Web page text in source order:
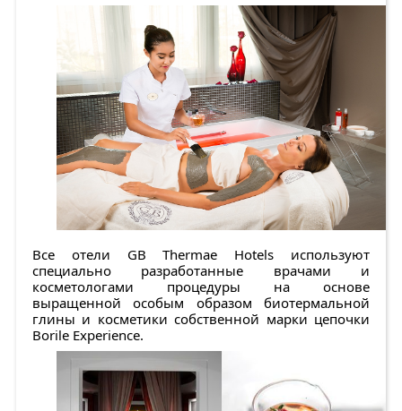
Все отели GB Thermae Hotels используют
специально разработанные врачами и
косметологами процедуры на основе
выращенной особым образом биотермальной
глины и косметики собственной марки цепочки
Borile Experience.